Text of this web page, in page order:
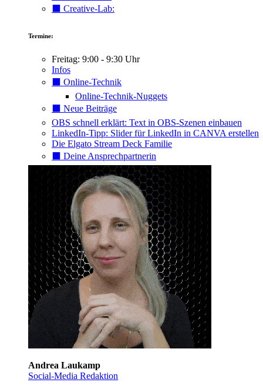
⬛️ Creative-Lab:
Termine:
Freitag: 9:00 - 9:30 Uhr
Infos
⬛️ Online-Technik
Online-Technik-Nuggets
⬛️ Neue Beiträge
OBS schnell erklärt: Text in OBS-Szenen einbauen
LinkedIn-Tipp: Slider für LinkedIn in CANVA erstellen
Die Elgato Stream Deck Familie
⬛️ Deine Ansprechpartnerin
Andrea Laukamp
Social-Media Redaktion